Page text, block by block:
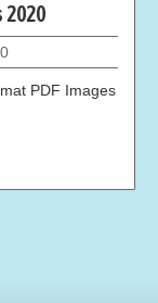
PDF Images